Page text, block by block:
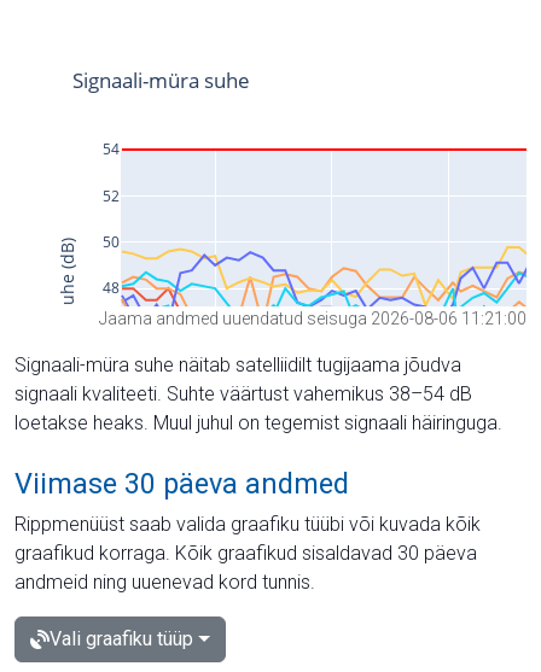
Jaama andmed uuendatud seisuga 2026-08-06 11:21:00
Signaali-müra suhe näitab satelliidilt tugijaama jõudva
signaali kvaliteeti. Suhte väärtust vahemikus 38–54 dB
loetakse heaks. Muul juhul on tegemist signaali häiringuga.
Viimase 30 päeva andmed
Rippmenüüst saab valida graafiku tüübi või kuvada kõik
graafikud korraga. Kõik graafikud sisaldavad 30 päeva
andmeid ning uuenevad kord tunnis.
Vali graafiku tüüp